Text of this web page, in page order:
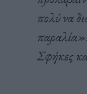
πολύ να
Σφήκες